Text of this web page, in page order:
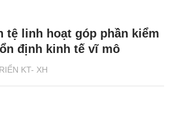
KT- XH
tệ linh hoạt góp phần kiểm
định kinh tế vĩ mô